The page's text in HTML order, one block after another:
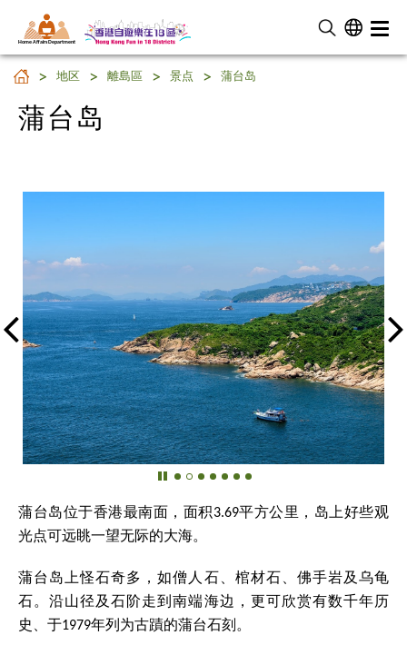
Home Affairs Department
蒲台岛
地区 離島區 景点 蒲台岛
蒲台岛
蒲台岛位于香港最南面，面积3.69平方公里，岛上好些观
光点可远眺一望无际的大海。
蒲台岛上怪石奇多，如僧人石、棺材石、佛手岩及乌龟
石。沿山径及石阶走到南端海边，更可欣赏有数千年历
史、于1979年列为古蹟的蒲台石刻。